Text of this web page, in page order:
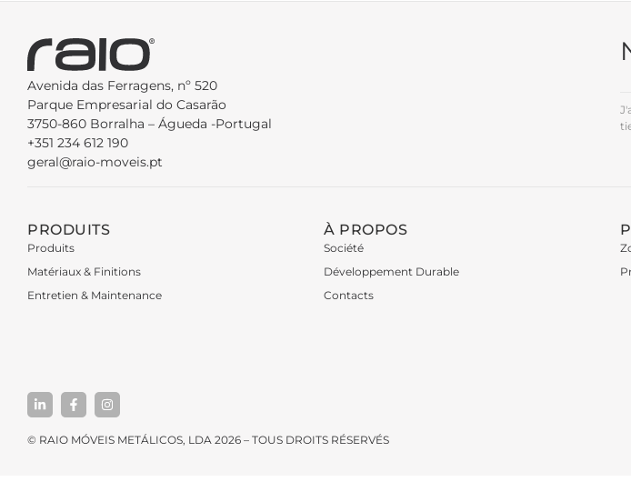
Avenida das Ferragens, nº 520
Parque Empresarial do Casarão
3750-860 Borralha – Águeda -Portugal
+351 234 612 190
geral@raio-moveis.pt
PRODUITS
Produits
Matériaux & Finitions
Entretien & Maintenance
À PROPOS
Société
Développement Durable
Contacts
© RAIO MÓVEIS METÁLICOS, LDA 2026 – TOUS DROITS RÉSERVÉS